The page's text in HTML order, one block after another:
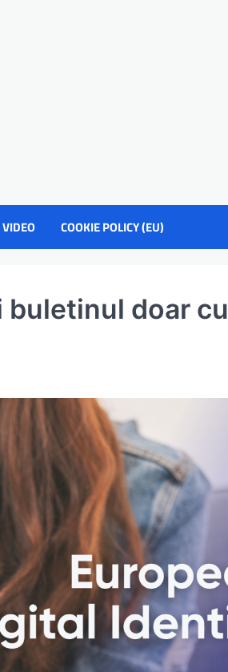
VIDEO COOKIE POLICY (EU)
doar cu